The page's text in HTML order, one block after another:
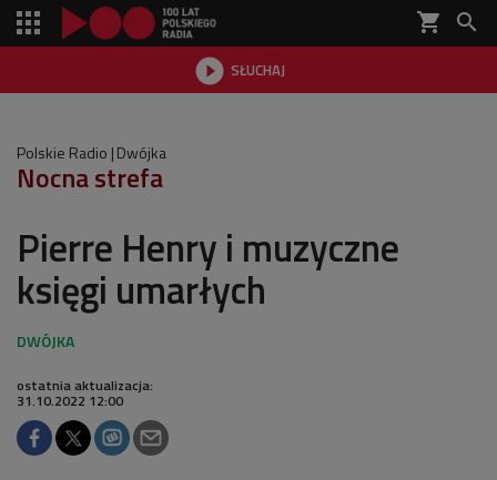
shopping_cart 
 SŁUCHAJ

Polskie Radio Dwójka
Nocna strefa
Pierre Henry i muzyczne
księgi umarłych
ostatnia aktualizacja:
31.10.2022 12:00